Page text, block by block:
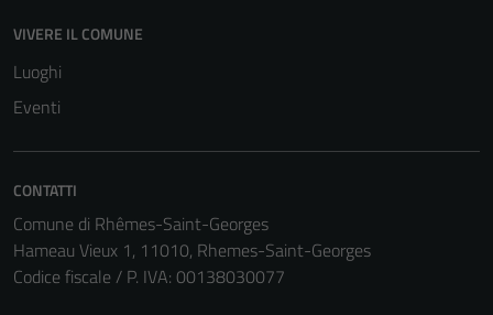
VIVERE IL COMUNE
Luoghi
Eventi
CONTATTI
Comune di Rhêmes-Saint-Georges
Hameau Vieux 1, 11010, Rhemes-Saint-Georges
Codice fiscale / P. IVA: 00138030077